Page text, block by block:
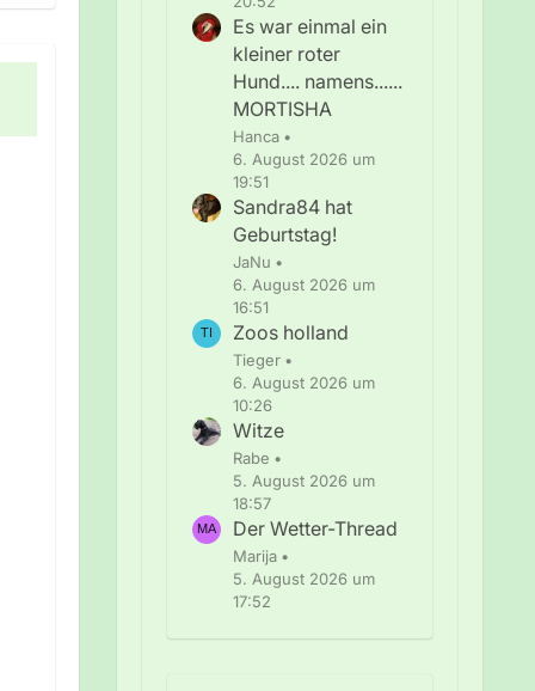
Es war einmal ein
kleiner roter
Hund.... namens......
MORTISHA
Hanca
6. August 2026 um
19:51
Sandra84 hat
Geburtstag!
JaNu
6. August 2026 um
16:51
Zoos holland
Tieger
6. August 2026 um
10:26
Witze
Rabe
5. August 2026 um
18:57
Der Wetter-Thread
Marija
5. August 2026 um
17:52